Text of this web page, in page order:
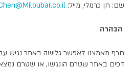
שם: חן כרמלי, מייל:
הבהרה
חרף מאמצנו לאפשר גלישה באתר נגיש
דפים באתר שטרם הונגשו, או שטרם נמצא